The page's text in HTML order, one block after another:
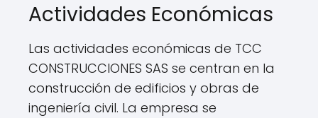
Actividades Económicas
Las actividades económicas de TCC
CONSTRUCCIONES SAS se centran en la
construcción de edificios y obras de
ingeniería civil. La empresa se